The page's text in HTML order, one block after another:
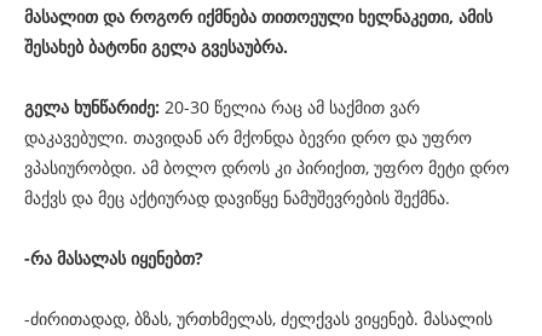
მასალით და როგორ იქმნება თითოეული ხელნაკეთი, ამის
შესახებ ბატონი გელა გვესაუბრა.
გელა ხუნწარიძე: 20-30 წელია რაც ამ საქმით ვარ
დაკავებული. თავიდან არ მქონდა ბევრი დრო და უფრო
ვპასიურობდი. ამ ბოლო დროს კი პირიქით, უფრო მეტი დრო
მაქვს და მეც აქტიურად დავიწყე ნამუშევრების შექმნა.
-რა მასალას იყენებთ?
-ძირითადად, ბზას, ურთხმელას, ძელქვას ვიყენებ. მასალის